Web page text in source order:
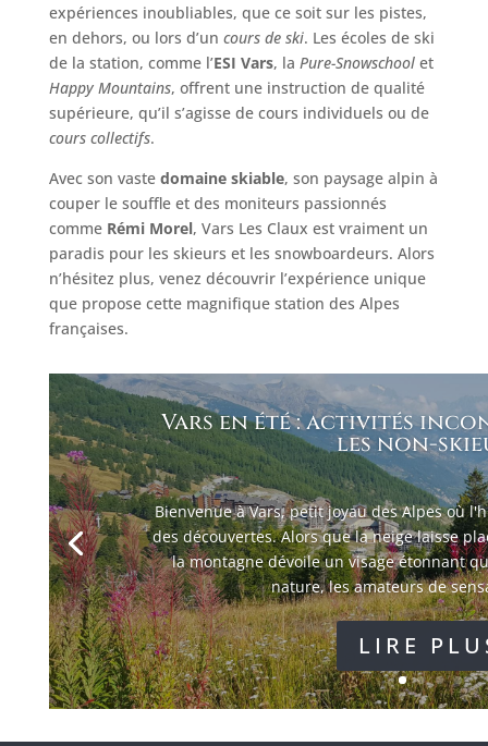
expériences inoubliables, que ce soit sur les pistes,
en dehors, ou lors d’un cours de ski. Les écoles de ski
de la station, comme l’ESI Vars, la Pure-Snowschoolet
Happy Mountains, offrent une instruction de qualité
supérieure, qu’il s’agisse de cours individuels ou de
cours collectifs.
Avec son vaste domaine skiable, son paysage alpin à
couper le souffle et des moniteurs passionnés
comme Rémi Morel, Vars Les Claux est vraiment un
paradis pour les skieurs et les snowboardeurs. Alors
n’hésitez plus, venez découvrir l’expérience unique
que propose cette magnifique station des Alpes
françaises.
Vars en été : activités
les non-
Bienvenue à Vars, petit joyau des Alpes où
des découvertes. Alors que la neige laisse
la montagne dévoile un visage étonnant
nature, les amateurs de
LIRE